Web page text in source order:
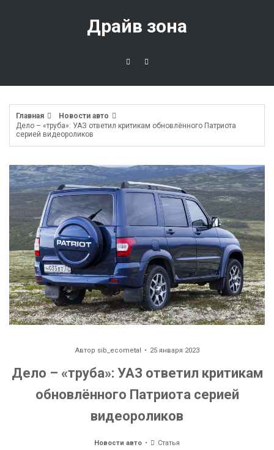
Драйв зона
Главная
Новости авто
Дело – «труба»: УАЗ ответил критикам обновлённого Патриота
серией видеороликов
Автор sib_ecometal 25 января 2023
Дело – «труба»: УАЗ ответил критикам
обновлённого Патриота серией
видеороликов
Новости авто Статья